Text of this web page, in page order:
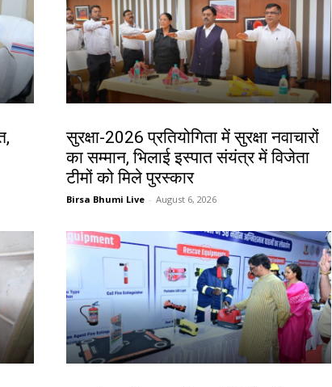
सुरक्षा-2026 प्रतियोगिता में सुरक्षा नवाचारों
का सम्मान, भिलाई इस्पात संयंत्र में विजेता
टीमों को मिले पुरस्कार
Birsa Bhumi Live - August 6, 2026